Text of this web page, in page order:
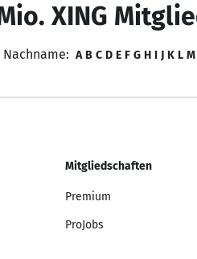
XING
Nachname: A B C D E F G H I J K L M
Mitgliedschaften
Premium
ProJobs